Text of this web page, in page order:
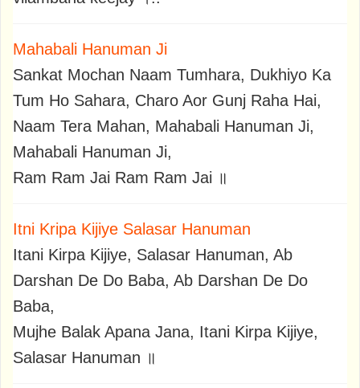
Mahabali Hanuman Ji
Sankat Mochan Naam Tumhara, Dukhiyo Ka
Tum Ho Sahara, Charo Aor Gunj Raha Hai,
Naam Tera Mahan, Mahabali Hanuman Ji,
Mahabali Hanuman Ji,
Ram Ram Jai Ram Ram Jai ॥
Itni Kripa Kijiye Salasar Hanuman
Itani Kirpa Kijiye, Salasar Hanuman, Ab
Darshan De Do Baba, Ab Darshan De Do
Baba,
Mujhe Balak Apana Jana, Itani Kirpa Kijiye,
Salasar Hanuman ॥